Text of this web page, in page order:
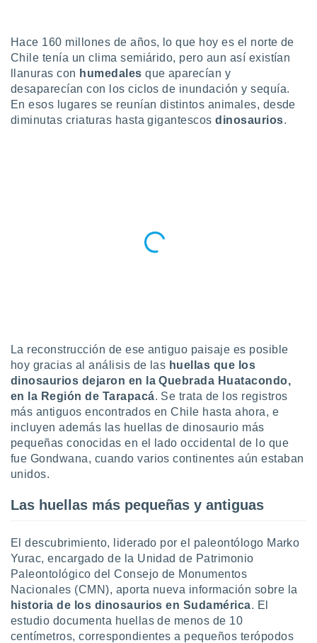
más
nuestra
y
En
que
sean
el sitio
se
para
o
aunque
no
Puedes
acceder a
web a
abono
Hace 160 millones de años, lo que hoy es el norte de
Chile tenía un clima semiárido, pero aun así existían
llanuras con humedales que aparecían y
desaparecían con los ciclos de inundación y sequía.
En esos lugares se reunían distintos animales, desde
diminutas criaturas hasta gigantescosdinosaurios.
La reconstrucción de ese antiguo paisaje es posible
hoy gracias al análisis de las huellas que los
dinosaurios dejaron en la Quebrada Huatacondo,
en la Región de Tarapacá. Se trata de los registros
más antiguos encontrados en Chile hasta ahora, e
incluyen además las huellas de dinosaurio más
pequeñas conocidas en el lado occidental de lo que
fue Gondwana, cuando varios continentes aún estaban
unidos.
Las huellas más pequeñas y antiguas
El descubrimiento, liderado por el paleontólogo Marko
Yurac, encargado de la Unidad de Patrimonio
Paleontológico del Consejo de Monumentos
Nacionales (CMN), aporta nueva información sobre la
historia de los dinosaurios en Sudamérica. El
estudio documenta huellas de menos de 10
centímetros, correspondientes a pequeños terópodos